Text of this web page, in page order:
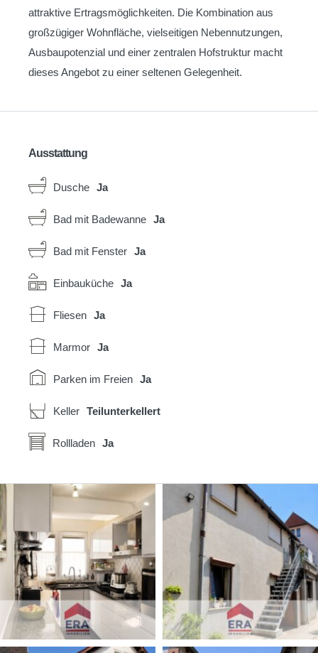
attraktive Ertragsmöglichkeiten. Die Kombination aus
großzügiger Wohnfläche, vielseitigen Nebennutzungen,
Ausbaupotenzial und einer zentralen Hofstruktur macht
dieses Angebot zu einer seltenen Gelegenheit.
Ausstattung
Dusche Ja
Bad mit Badewanne Ja
Bad mit Fenster Ja
Einbauküche Ja
Fliesen Ja
Marmor Ja
Parken im Freien Ja
Keller Teilunterkellert
Rollladen Ja